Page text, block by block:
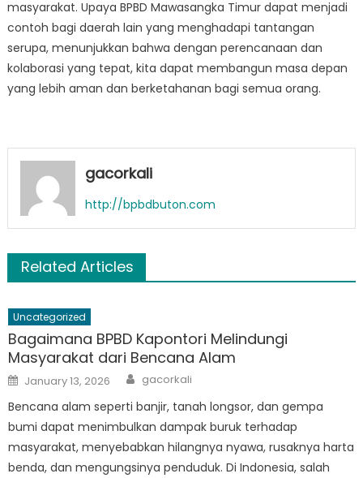
masyarakat. Upaya BPBD Mawasangka Timur dapat menjadi
contoh bagi daerah lain yang menghadapi tantangan
serupa, menunjukkan bahwa dengan perencanaan dan
kolaborasi yang tepat, kita dapat membangun masa depan
yang lebih aman dan berketahanan bagi semua orang.
gacorkali
http://bpbdbuton.com
Related Articles
Uncategorized
Bagaimana BPBD Kapontori Melindungi
Masyarakat dari Bencana Alam
Posted
on
January 13, 2026 Author
gacorkali
Bencana alam seperti banjir, tanah longsor, dan gempa
bumi dapat menimbulkan dampak buruk terhadap
masyarakat, menyebabkan hilangnya nyawa, rusaknya harta
benda, dan mengungsinya penduduk. Di Indonesia, salah